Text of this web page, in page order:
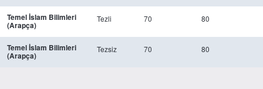
Temel İslam Bilimleri
(Arapça)
Tezli 70 80
Temel İslam Bilimleri
(Arapça)
Tezsiz 70 80